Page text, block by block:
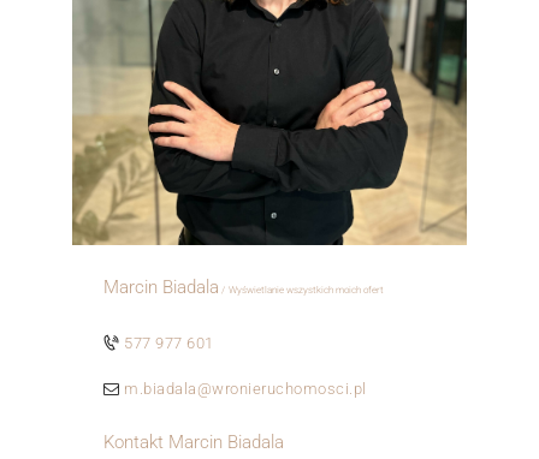
Marcin Biadala Wyświetlanie wszystkich moich ofert
577 977 601
m.biadala@wronieruchomosci.pl
Kontakt Marcin Biadala